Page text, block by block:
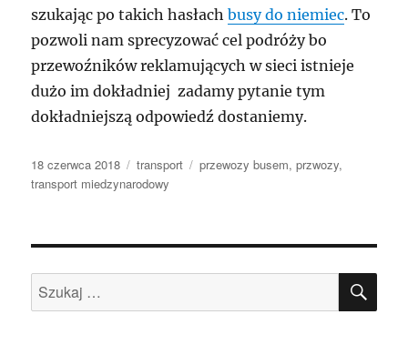
szukając po takich hasłachbusy do niemiec. To
pozwoli nam sprecyzować cel podróży bo
przewoźników reklamujących w sieci istnieje
dużo im dokładniej zadamy pytanie tym
dokładniejszą odpowiedź dostaniemy.
Data
publikacji
18 czerwca 2018 Kategorie
transport Tagi
przewozy busem,przwozy,
transport miedzynarodowy
Szukaj: